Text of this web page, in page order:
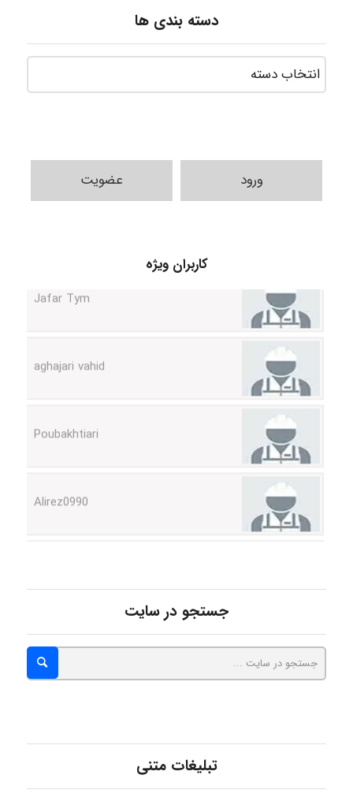
دسته بندی ها
ورود عضویت
کاربران ویژه
emami
ehtesham
جستجو در سایت
تبلیغات متنی